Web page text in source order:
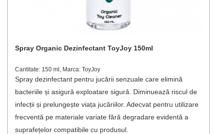
Spray Organic Dezinfectant ToyJoy 150ml
Cantitate: 150 ml, Marca: ToyJoy
Spray dezinfectant pentru jucării senzuale care elimină
bacteriile și asigură exploatare sigură. Diminuează riscul de
infecții și prelungește viața jucăriilor. Adecvat pentru utilizare
frecventă pe materiale variate fără degradare evidentă a
suprafețelor compatibile cu produsul.